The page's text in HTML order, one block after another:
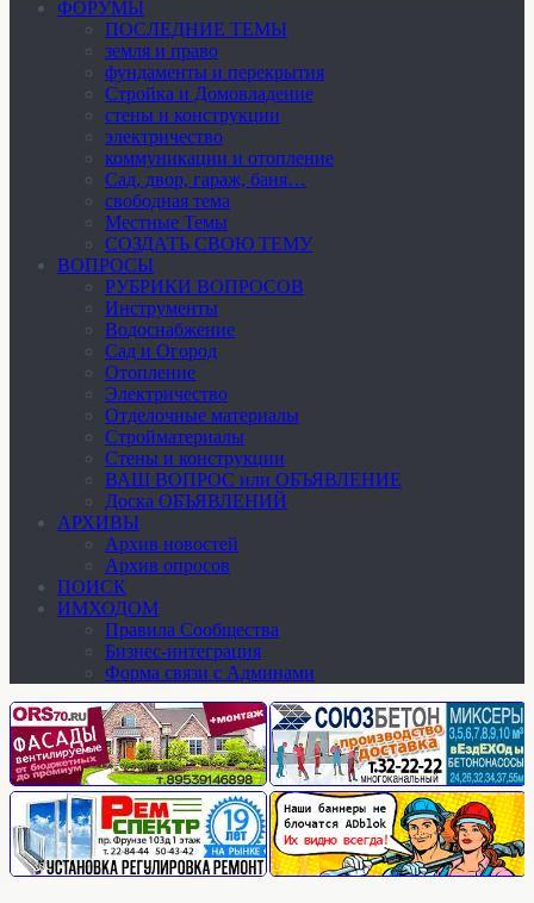
ФОРУМЫ
ПОСЛЕДНИЕ ТЕМЫ
земля и право
фундаменты и перекрытия
Стройка и Домовладение
стены и конструкции
электричество
коммуникации и отопление
Cад, двор, гараж, баня…
свободная тема
Местные Темы
СОЗДАТЬ СВОЮ ТЕМУ
ВОПРОСЫ
РУБРИКИ ВОПРОСОВ
Инструменты
Водоснабжение
Сад и Огород
Отопление
Электричество
Отделочные материалы
Стройматериалы
Стены и конструкции
ВАШ ВОПРОС или ОБЪЯВЛЕНИЕ
Доска ОБЪЯВЛЕНИЙ
АРХИВЫ
Архив новостей
Архив опросов
ПОИСК
ИМХОДОМ
Правила Сообщества
Бизнес-интеграция
Форма связи с Админами